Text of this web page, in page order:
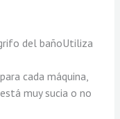
del bañoUtiliza
cada máquina,
muy sucia o no